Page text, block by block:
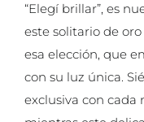
“Elegí brillar”, es
este solitario de
esa elección, que
con su luz única.
exclusiva con